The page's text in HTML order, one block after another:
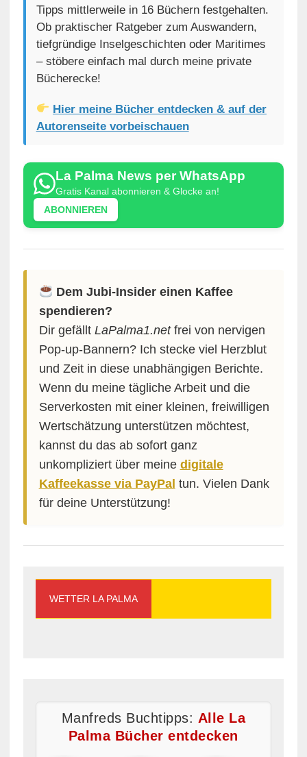
Tipps mittlerweile in 16 Büchern festgehalten.
Ob praktischer Ratgeber zum Auswandern,
tiefgründige Inselgeschichten oder Maritimes
– stöbere einfach mal durch meine private
Bücherecke!
Hier meine Bücher entdecken & auf der
Autorenseite vorbeischauen
La Palma News per WhatsApp
Gratis Kanal abonnieren & Glocke an!
ABONNIEREN
Dem Jubi-Insider einen Kaffee
spendieren?
Dir gefällt LaPalma1.netfrei von nervigen
Pop-up-Bannern? Ich stecke viel Herzblut
und Zeit in diese unabhängigen Berichte.
Wenn du meine tägliche Arbeit und die
Serverkosten mit einer kleinen, freiwilligen
Wertschätzung unterstützen möchtest,
kannst du das ab sofort ganz
unkompliziert über meine digitale
Kaffeekasse via PayPal tun. Vielen Dank
für deine Unterstützung!
WETTER LA PALMA
Manfreds Buchtipps: Alle La
Palma Bücher entdecken